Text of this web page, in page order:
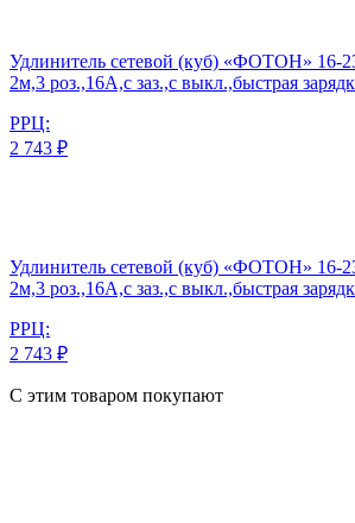
Удлинитель сетевой (куб) «ФОТОН» 16-
2м,3 роз.,16А,с заз.,с выкл.,быстрая
РРЦ:
2 743 ₽
Удлинитель сетевой (куб) «ФОТОН» 16-
2м,3 роз.,16А,с заз.,с выкл.,быстрая
РРЦ:
2 743 ₽
С этим товаром покупают